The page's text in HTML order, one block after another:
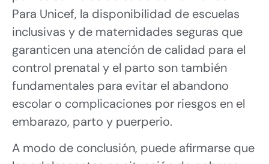
Para Unicef, la disponibilidad de escuelas
inclusivas y de maternidades seguras que
garanticen una atención de calidad para el
control prenatal y el parto son también
fundamentales para evitar el abandono
escolar o complicaciones por riesgos en el
embarazo, parto y puerperio.
A modo de conclusión, puede afirmarse que